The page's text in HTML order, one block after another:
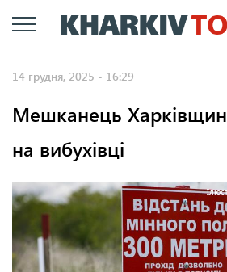
до
14 грудня, 2025 - 16:29
Мешканець
на вибухівці